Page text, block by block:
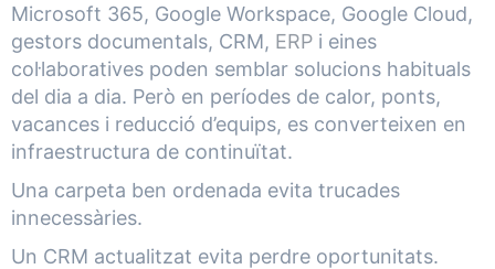
Microsoft 365, Google Workspace, Google Cloud,
gestors documentals, CRM, ERP i eines
col·laboratives poden semblar solucions habituals
del dia a dia. Però en períodes de calor, ponts,
vacances i reducció d’equips, es converteixen en
infraestructura de continuïtat.
Una carpeta ben ordenada evita trucades
innecessàries.
Un CRM actualitzat evita perdre oportunitats.